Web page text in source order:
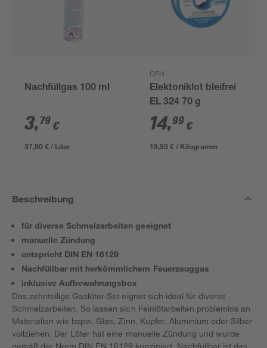
Nachfüllgas 100 ml
3,79 €
37,90 € / Liter
CFH
Elektoniklot bleifrei
EL 324 70 g
14,99 €
19,93 € / Kilogramm
Beschreibung
für diverse Schmelzarbeiten geeignet
manuelle Zündung
entspricht DIN EN 16129
Nachfüllbar mit herkömmlichem Feuerzeuggas
inklusive Aufbewahrungsbox
Das zehnteilige Gaslöter-Set eignet sich ideal für diverse
Schmelzarbeiten. So lassen sich Feinlötarbeiten problemlos an
Materialien wie bspw. Glas, Zinn, Kupfer, Aluminium oder Silber
vollziehen. Der Löter hat eine manuelle Zündung und wurde
gemäß der Norm DIN EN 16129 konzipiert. Nachfüllbar ist das